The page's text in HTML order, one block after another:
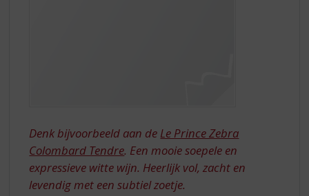
Denk bijvoorbeeld aan de Le Prince Zebra
Colombard Tendre. Een mooie soepele en
expressieve witte wijn. Heerlijk vol, zacht en
levendig met een subtiel zoetje.